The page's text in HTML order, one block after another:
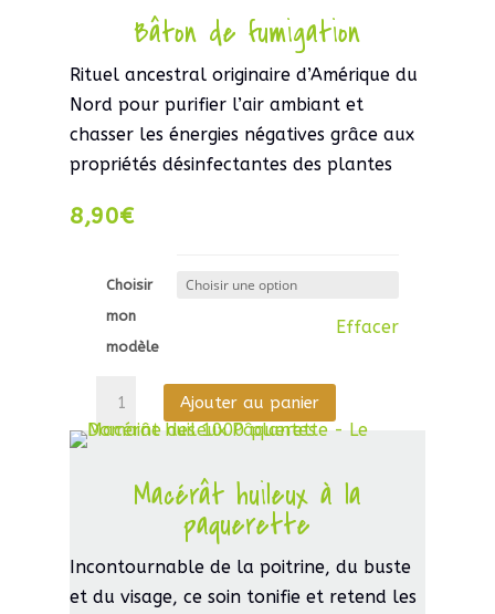
Bâton de fumigation
Rituel ancestral originaire d’Amérique du
Nord pour purifier l’air ambiant et
chasser les énergies négatives grâce aux
propriétés désinfectantes des plantes
8,90€
Choisir
mon
modèle
Effacer
de
fumigation
Ajouter au panier
Macérât huileux à la
paquerette
Incontournable de la poitrine, du buste
et du visage, ce soin tonifie et retend les